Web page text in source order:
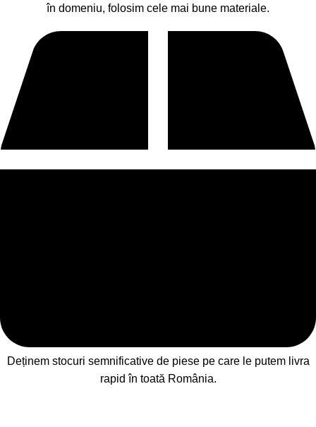
în domeniu, folosim cele mai bune materiale.
Deținem stocuri semnificative de piese pe care le putem livra
rapid în toată România.